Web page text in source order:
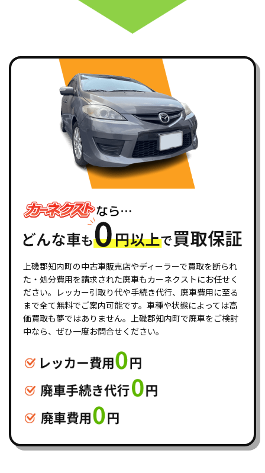
上磯郡知内町の中古車販売店やディーラーで買取を断られ
た・処分費用を請求された廃車もカーネクストにお任せく
ださい。レッカー引取り代や手続き代行、廃車費用に至る
まで全て無料でご案内可能です。車種や状態によっては高
価買取も夢ではありません。上磯郡知内町で廃車をご検討
中なら、ぜひ一度お問合せください。